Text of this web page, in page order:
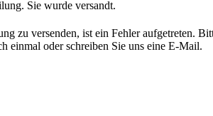
Sie wurde versandt.
zu versenden, ist ein Fehler aufgetreten.
einmal oder schreiben Sie uns eine E-Mail.